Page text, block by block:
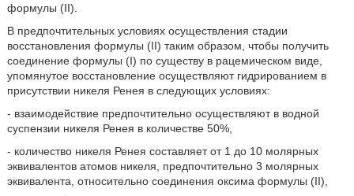
формулы (II).
В предпочтительных условиях осуществления стадии
восстановления формулы (II) таким образом, чтобы получить
соединение формулы (I) по существу в рацемическом виде,
упомянутое восстановление осуществляют гидрированием в
присутствии никеля Ренея в следующих условиях:
- взаимодействие предпочтительно осуществляют в водной
суспензии никеля Ренея в количестве 50%,
- количество никеля Ренея составляет от 1 до 10 молярных
эквивалентов атомов никеля, предпочтительно 3 молярных
эквивалента, относительно соединения оксима формулы (II),